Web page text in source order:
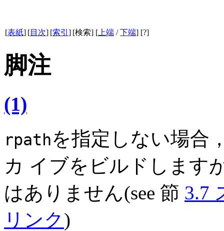
[表紙] [目次] [索引 ] [検索] [ 上端 /下端] [?]
脚注
(1)
rpathを指定しない場合
カ イブをビルドします
はありません(see 節 3.7
リンク)